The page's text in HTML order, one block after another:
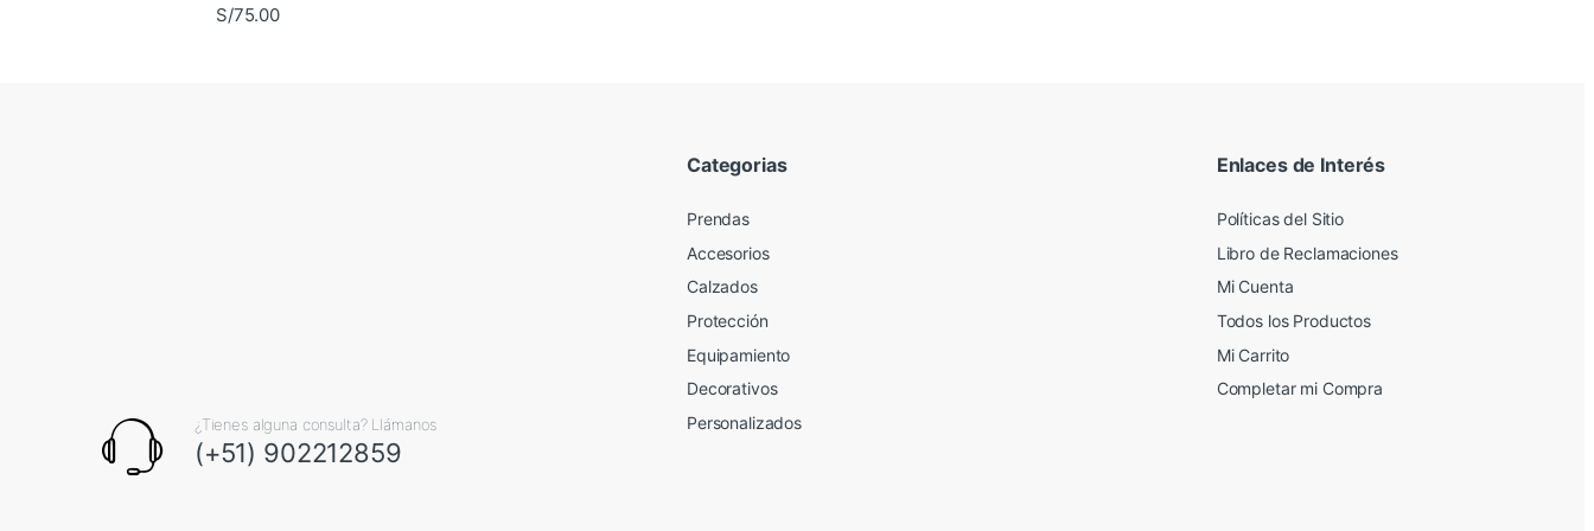
S/75.00
¿Tienes alguna consulta? Llámanos
(+51) 902212859
Categorias
Prendas
Accesorios
Calzados
Protección
Equipamiento
Decorativos
Personalizados
Enlaces de Interés
Políticas del Sitio
Libro de Reclamaciones
Mi Cuenta
Todos los Productos
Mi Carrito
Completar mi Compra